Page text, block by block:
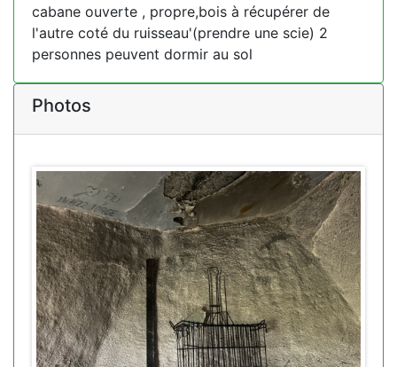
cabane ouverte , propre,bois à récupérer de
l'autre coté du ruisseau'(prendre une scie) 2
personnes peuvent dormir au sol
Photos